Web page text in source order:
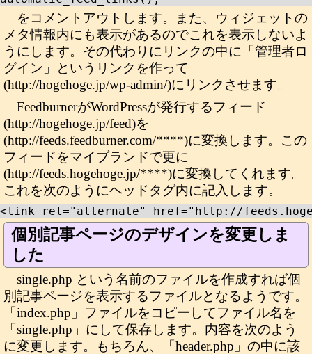
をコメントアウトします。また、ウィジェットの
メタ情報内にも表示があるのでこれを表示しないよ
うにします。その代わりにリンクの中に「管理者ロ
グイン」というリンクを作って
(http://hogehoge.jp/wp-admin/)にリンクさせます。
FeedburnerがWordPressが発行するフィード
(http://hogehoge.jp/feed)を
(http://feeds.feedburner.com/****)に変換します。この
フィードをマイブランドで更に
(http://feeds.hogehoge.jp/****)に変換してくれます。
これを次のようにヘッドタグ内に記入します。
<link rel="alternate" href="http://
個別記事ページのデザインを変更しま
した
single.php という名前のファイルを作成すれば個
別記事ページを表示するファイルとなるようです。
「index.php」ファイルをコピーしてファイル名を
「single.php」にして保存します。内容を次のよう
に変更します。もちろん、「header.php」の中に該